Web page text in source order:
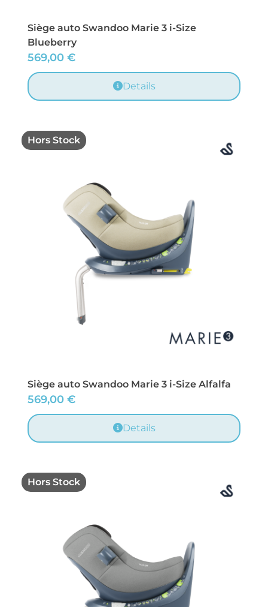
Siège auto Swandoo Marie 3 i-Size
Blueberry
569,00 €
Details
Hors Stock
Siège auto Swandoo Marie 3 i-Size Alfalfa
569,00 €
Details
Hors Stock